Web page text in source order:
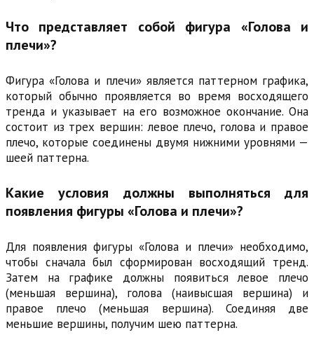
Что представляет собой фигура «Голова и
плечи»?
Фигура «Голова и плечи» является паттерном графика,
который обычно проявляется во время восходящего
тренда и указывает на его возможное окончание. Она
состоит из трех вершин: левое плечо, голова и правое
плечо, которые соединены двумя нижними уровнями —
шеей паттерна.
Какие условия должны выполняться для
появления фигуры «Голова и плечи»?
Для появления фигуры «Голова и плечи» необходимо,
чтобы сначала был сформирован восходящий тренд.
Затем на графике должны появиться левое плечо
(меньшая вершина), голова (наивысшая вершина) и
правое плечо (меньшая вершина). Соединяя две
меньшие вершины, получим шею паттерна.